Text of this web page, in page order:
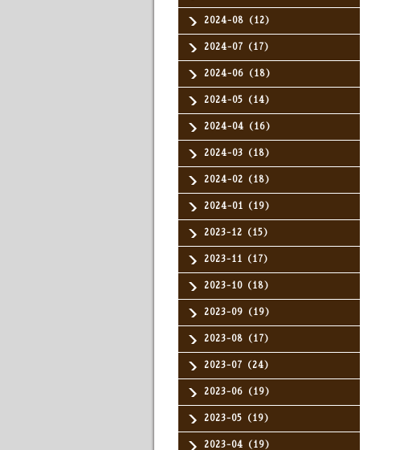
2024-08（12）
2024-07（17）
2024-06（18）
2024-05（14）
2024-04（16）
2024-03（18）
2024-02（18）
2024-01（19）
2023-12（15）
2023-11（17）
2023-10（18）
2023-09（19）
2023-08（17）
2023-07（24）
2023-06（19）
2023-05（19）
2023-04（19）